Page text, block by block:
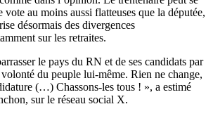
vote au moins aussi flatteuses que la députée,
désormais des divergences
sur les retraites.
le pays du RN et de ses candidats par
du peuple lui-même. Rien ne change,
(…) Chassons-les tous ! », a estimé
sur le réseau social X.